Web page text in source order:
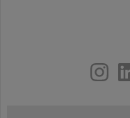
youtube